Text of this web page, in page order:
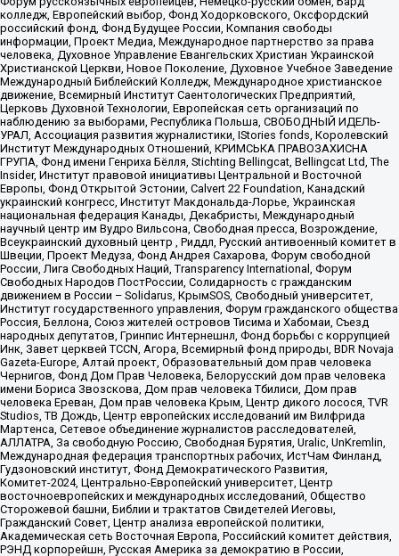
колледж, Европейский выбор, Фонд Ходорковского, Оксфордский
российский фонд, Фонд Будущее России, Компания свободы
информации, Проект Медиа, Международное партнерство за права
человека, Духовное Управление Евангельских Христиан Украинской
Христианской Церкви, Новое Поколение, Духовное Учебное Заведение
Международный Библейский Колледж, Международное христианское
движение, Всемирный Институт Саентологических Предприятий,
Церковь Духовной Технологии, Европейская сеть организаций по
наблюдению за выборами, Республика Польша, СВОБОДНЫЙ ИДЕЛЬ-
УРАЛ, Ассоциация развития журналистики, IStories fonds, Королевский
Институт Международных Отношений, КРИМСЬКА ПРАВОЗАХИСНА
ГРУПА, Фонд имени Генриха Бёлля, Stichting Bellingcat, Bellingcat Ltd, The
Insider, Институт правовой инициативы Центральной и Восточной
Европы, Фонд Открытой Эстонии, Calvert 22 Foundation, Канадский
украинский конгресс, Институт Макдональда-Лорье, Украинская
национальная федерация Канады, Декабристы, Международный
научный центр им Вудро Вильсона, Свободная пресса, Возрождение,
Всеукраинский духовный центр , Риддл, Русский антивоенный комитет в
Швеции, Проект Медуза, Фонд Андрея Сахарова, Форум свободной
России, Лига Свободных Наций, Transparеncy International, Форум
Свободных Народов ПостРоссии, Солидарность с гражданским
движением в России – Solidarus, КрымSOS, Свободный университет,
Институт государственного управления, Форум гражданского общества
Россия, Беллона, Союз жителей островов Тисима и Хабомаи, Съезд
народных депутатов, Гринпис Интернешнл, Фонд борьбы с коррупцией
Инк, Завет церквей TCCN, Агора, Всемирный фонд природы, BDR Novaja
Gazeta-Europe, Алтай проект, Образовательный дом прав человека
Чернигов, Фонд Дом Прав Человека, Белорусский дом прав человека
имени Бориса Звозскова, Дом прав человека Тбилиси, Дом прав
человека Ереван, Дом прав человека Крым, Центр дикого лосося, TVR
Studios, ТВ Дождь, Центр европейских исследований им Вилфрида
Мартенса, Сетевое объединение журналистов расследователей,
АЛЛАТРА, За свободную Россию, Свободная Бурятия, Uralic, UnKremlin,
Международная федерация транспортных рабочих, ИстЧам Финланд,
Гудзоновский институт, Фонд Демократического Развития,
Комитет-2024, Центрально-Европейский университет, Центр
восточноевропейских и международных исследований, Общество
Сторожевой башни, Библии и трактатов Свидетелей Иеговы,
Гражданский Совет, Центр анализа европейской политики,
Академическая сеть Восточная Европа, Российский комитет действия,
РЭНД корпорейшн, Русская Америка за демократию в России,